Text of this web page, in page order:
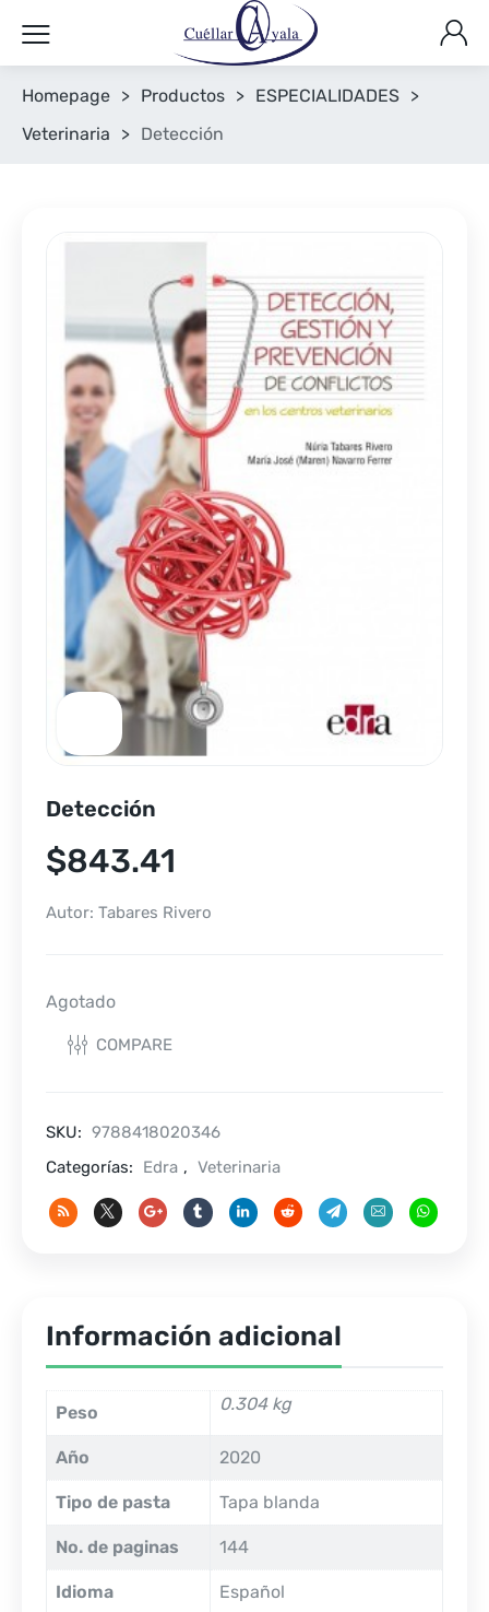
Homepage > Productos > ESPECIALIDADES >
Veterinaria
> Detección
Detección
$843.41
Autor: Tabares Rivero
Agotado
COMPARE
SKU: 9788418020346
Categorías:
Edra , Veterinaria
Información adicional
Peso 0.304 kg
Año 2020
Tipo de pasta Tapa blanda
No. de paginas 144
Idioma Español